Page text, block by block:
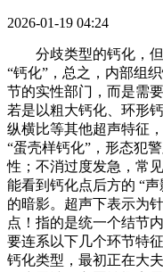
2026-01-19 04:24
分歧类型的钙化，但
“钙化”，总之，内部组
节的实性部门，而是需
若是以粗大钙化、环形
纵横比等其他超声特征
“蛋壳样钙化”，形态犯
性；不消过度发急，常
能看到钙化点后方的 “
的暗影。超声下表示为
点！指的是统一个结节
要连系以下几个环节特
钙化类型，最初正在大